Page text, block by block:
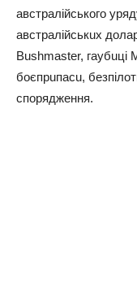
aвcтpaлiйcькoгo
aвcтpaлiйcькuх
Bushmaster, гayбuцi
бoєпpuпacu,
cпopяджeння.